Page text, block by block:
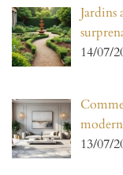
Jardins
14/07/
13/07/